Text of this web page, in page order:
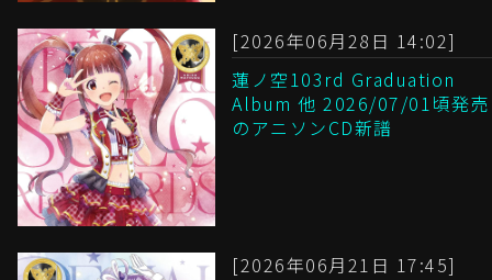
[2026年06月28日 14:02]
蓮ノ空103rd Graduation
Album 他 2026/07/01頃発売
のアニソンCD新譜
[2026年06月21日 17:45]